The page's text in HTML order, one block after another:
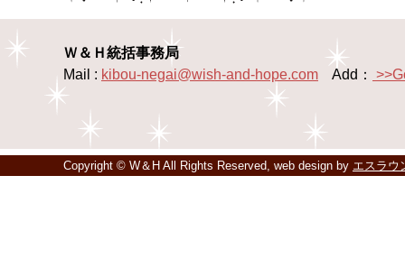
Ｗ＆Ｈ統括事務局
Mail : kibou-negai@wish-and-hope.com Add：
Copyright © W＆H All Rights Reserved, web design by エスラウ